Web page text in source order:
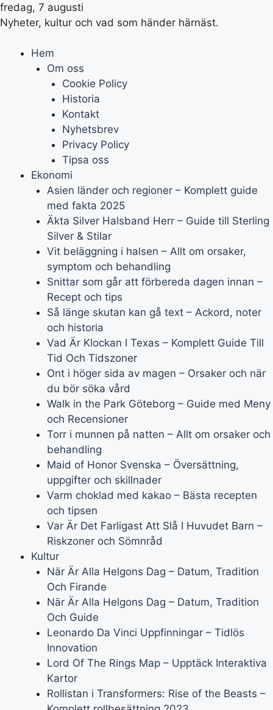
fredag, 7 augusti
Nyheter, kultur och vad som händer härnäst.
Hem
Om oss
Cookie Policy
Historia
Kontakt
Nyhetsbrev
Privacy Policy
Tipsa oss
Ekonomi
Asien länder och regioner – Komplett guide
med fakta 2025
Äkta Silver Halsband Herr – Guide till Sterling
Silver & Stilar
Vit beläggning i halsen – Allt om orsaker,
symptom och behandling
Snittar som går att förbereda dagen innan –
Recept och tips
Så länge skutan kan gå text – Ackord, noter
och historia
Vad Är Klockan I Texas – Komplett Guide Till
Tid Och Tidszoner
Ont i höger sida av magen – Orsaker och när
du bör söka vård
Walk in the Park Göteborg – Guide med Meny
och Recensioner
Torr i munnen på natten – Allt om orsaker och
behandling
Maid of Honor Svenska – Översättning,
uppgifter och skillnader
Varm choklad med kakao – Bästa recepten
och tipsen
Var Är Det Farligast Att Slå I Huvudet Barn –
Riskzoner och Sömnråd
Kultur
När Är Alla Helgons Dag – Datum, Tradition
Och Firande
När Är Alla Helgons Dag – Datum, Tradition
Och Guide
Leonardo Da Vinci Uppfinningar – Tidlös
Innovation
Lord Of The Rings Map – Upptäck Interaktiva
Kartor
Rollistan i Transformers: Rise of the Beasts –